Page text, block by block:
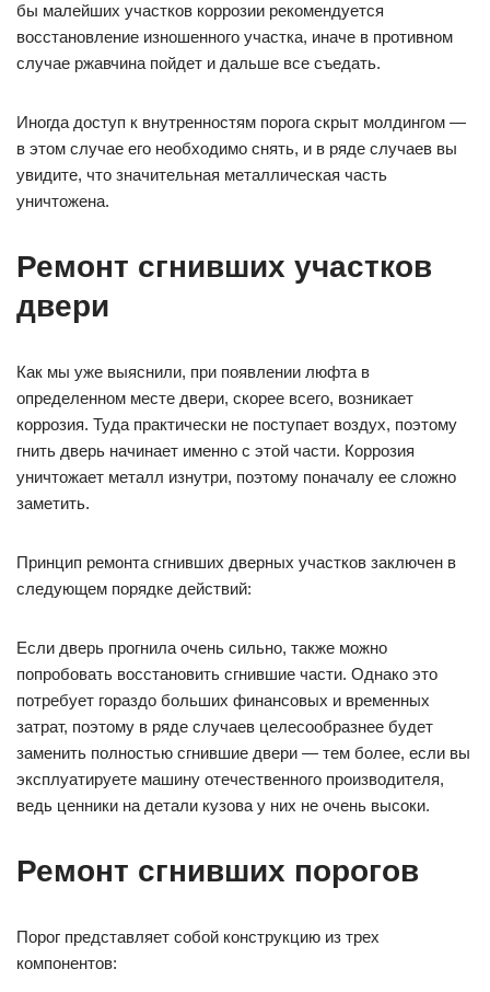
бы малейших участков коррозии рекомендуется
восстановление изношенного участка, иначе в противном
случае ржавчина пойдет и дальше все съедать.
Иногда доступ к внутренностям порога скрыт молдингом —
в этом случае его необходимо снять, и в ряде случаев вы
увидите, что значительная металлическая часть
уничтожена.
Ремонт сгнивших участков
двери
Как мы уже выяснили, при появлении люфта в
определенном месте двери, скорее всего, возникает
коррозия. Туда практически не поступает воздух, поэтому
гнить дверь начинает именно с этой части. Коррозия
уничтожает металл изнутри, поэтому поначалу ее сложно
заметить.
Принцип ремонта сгнивших дверных участков заключен в
следующем порядке действий:
Если дверь прогнила очень сильно, также можно
попробовать восстановить сгнившие части. Однако это
потребует гораздо больших финансовых и временных
затрат, поэтому в ряде случаев целесообразнее будет
заменить полностью сгнившие двери — тем более, если вы
эксплуатируете машину отечественного производителя,
ведь ценники на детали кузова у них не очень высоки.
Ремонт сгнивших порогов
Порог представляет собой конструкцию из трех
компонентов: